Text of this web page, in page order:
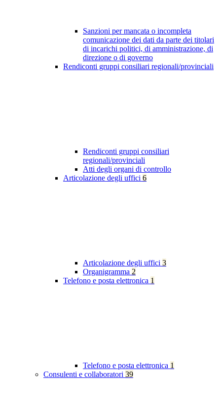
Sanzioni per mancata o incompleta
comunicazione dei dati da parte dei titolari
di incarichi politici, di amministrazione, di
direzione o di governo
Rendiconti gruppi consiliari regionali/provinciali
Rendiconti gruppi consiliari
regionali/provinciali
Atti degli organi di controllo
Articolazione degli uffici 6
Articolazione degli uffici 3
Organigramma 2
Telefono e posta elettronica 1
Telefono e posta elettronica 1
Consulenti e collaboratori 39